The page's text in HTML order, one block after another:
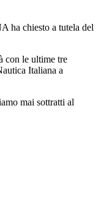
ha chiesto a tutela del
con le ultime tre
Italiana a
mai sottratti al